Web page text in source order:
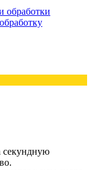
обработки
секундную